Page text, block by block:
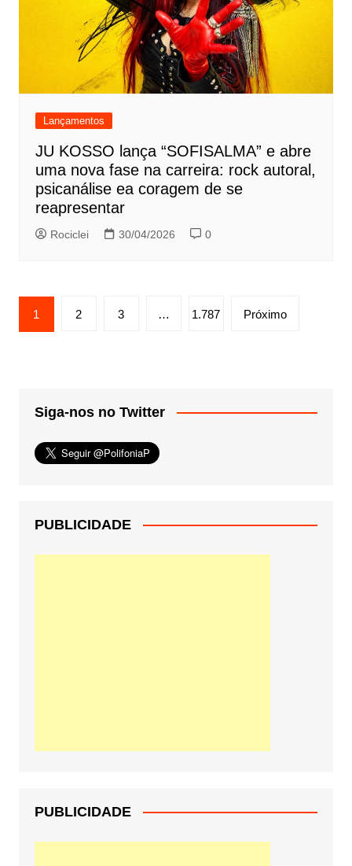
Lançamentos
JU KOSSO lança “SOFISALMA” e abre
uma nova fase na carreira: rock autoral,
psicanálise ea coragem de se
reapresentar
Rociclei 30/04/2026 0
Paginação
de
1 2 3 … 1.787 Próximo
Siga-nos no Twitter
PUBLICIDADE
PUBLICIDADE